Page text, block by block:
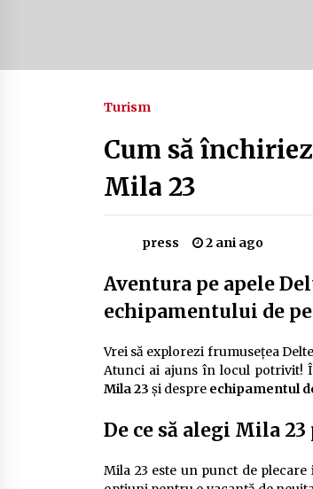
2 ani ago
Cum să alegi firul de pescuit perfect
2 ani ago
Turism
Cum să
Mila 23
press 2 ani ago
Aventura pe apele
echipamentului de
Vrei să explorezi frumusețea
Atunci ai ajuns în locul potrivit!
Mila 23 și despre echipamentul
De ce să alegi Mila
Mila 23 este un punct de